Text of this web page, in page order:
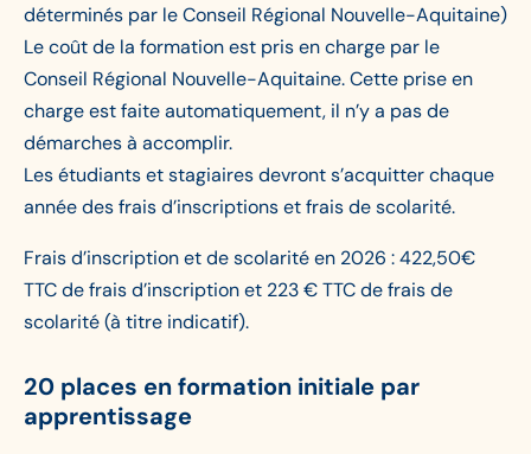
déterminés par le Conseil Régional Nouvelle-Aquitaine)
Le coût de la formation est pris en charge par le
Conseil Régional Nouvelle-Aquitaine. Cette prise en
charge est faite automatiquement, il n’y a pas de
démarches à accomplir.
Les étudiants et stagiaires devront s’acquitter chaque
année des frais d’inscriptions et frais de scolarité.
Frais d’inscription et de scolarité en 2026 : 422,50€
TTC de frais d’inscription et 223 € TTC de frais de
scolarité (à titre indicatif).
20 places en formation initiale par
apprentissage